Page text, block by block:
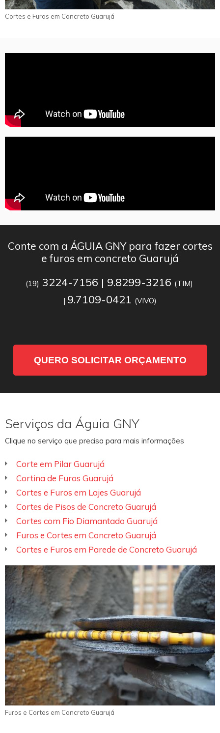
Cortes e Furos em Concreto Guarujá
Conte com a ÁGUIA GNY para fazer cortes
e furos em concreto Guarujá
(19) 3224-7156 | 9.8299-3216 (TIM)
| 9.7109-0421 (VIVO)
QUERO SOLICITAR ORÇAMENTO
Serviços da Águia GNY
Clique no serviço que precisa para mais informações
Corte em Pilar Guarujá
Cortina de Furos Guarujá
Cortes e Furos em Lajes Guarujá
Cortes de Pisos de Concreto Guarujá
Cortes com Fio Diamantado Guarujá
Furos e Cortes em Concreto Guarujá
Cortes e Furos em Parede de Concreto Guarujá
Furos e Cortes em Concreto Guarujá